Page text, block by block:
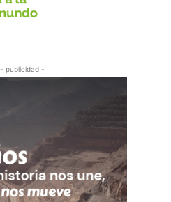
- publicidad -